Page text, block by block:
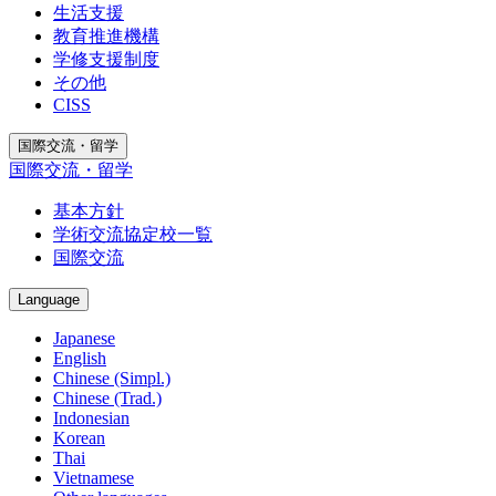
生活支援
教育推進機構
学修支援制度
その他
CISS
国際交流・留学
国際交流・留学
基本方針
学術交流協定校一覧
国際交流
Language
Japanese
English
Chinese (Simpl.)
Chinese (Trad.)
Indonesian
Korean
Thai
Vietnamese